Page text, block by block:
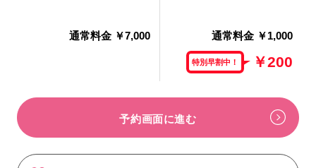
通常料金 ￥7,000 通常料金 ￥1,000
特別早割中！ ￥200
予約画面に進む